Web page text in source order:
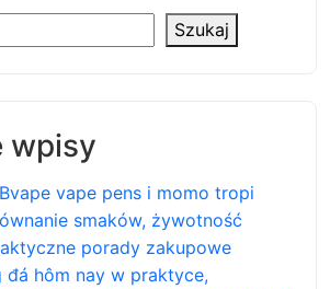
Szukaj
wpisy
vape pens i momo tropi
smaków, żywotność
porady zakupowe
đá hôm nay w praktyce,